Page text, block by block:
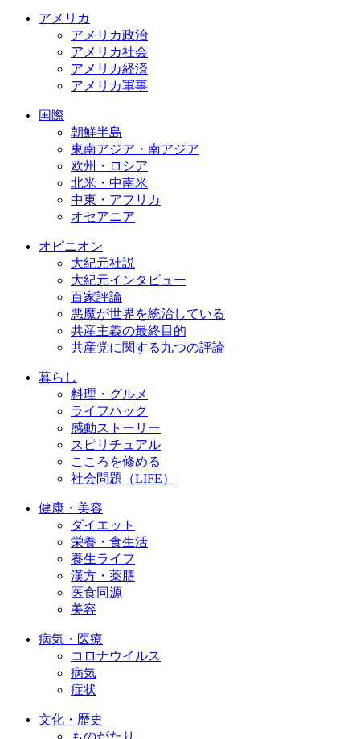
アメリカ
アメリカ政治
アメリカ社会
アメリカ経済
アメリカ軍事
国際
朝鮮半島
東南アジア・南アジア
欧州・ロシア
北米・中南米
中東・アフリカ
オセアニア
オピニオン
大紀元社説
大紀元インタビュー
百家評論
悪魔が世界を統治している
共産主義の最終目的
共産党に関する九つの評論
暮らし
料理・グルメ
ライフハック
感動ストーリー
スピリチュアル
こころを修める
社会問題（LIFE）
健康・美容
ダイエット
栄養・食生活
養生ライフ
漢方・薬膳
医食同源
美容
病気・医療
コロナウイルス
病気
症状
文化・歴史
ものがたり